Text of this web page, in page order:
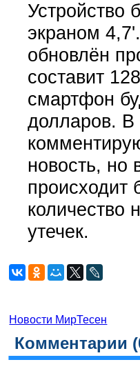
Устройство
экраном
обновлён
составит
смартфон
долларов. В
новость, но
происходит
количество
утечек.
Новости МирТесен
Комментарии (